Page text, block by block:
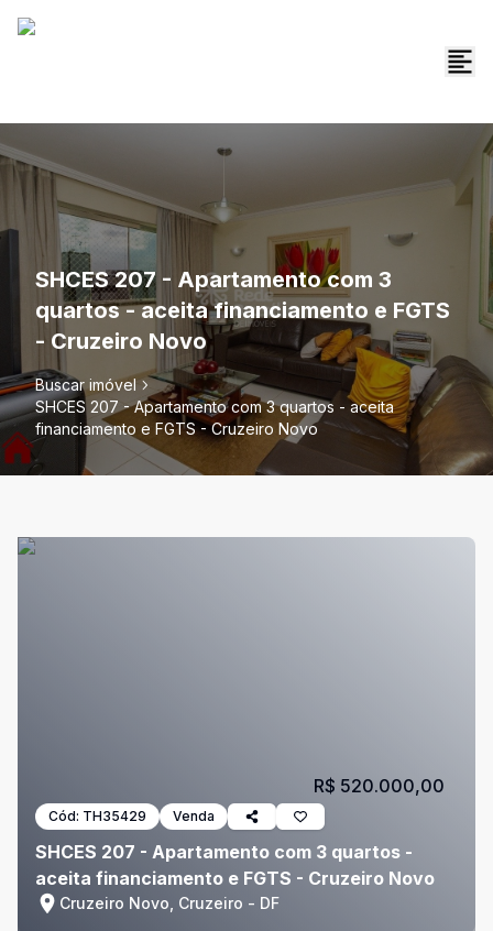
SHCES 207 - Apartamento com 3
quartos - aceita financiamento e FGTS
- Cruzeiro Novo
Buscar imóvel
SHCES 207 - Apartamento com 3 quartos - aceita
financiamento e FGTS - Cruzeiro Novo
Cód: TH35429 Venda
SHCES 207 - Apartamento com 3 quartos -
aceita financiamento e FGTS - Cruzeiro Novo
Cruzeiro Novo, Cruzeiro - DF
R$ 520.000,00